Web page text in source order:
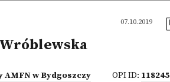
07.10.2019
AMFN w Bydgoszczy
OPI ID: 118245